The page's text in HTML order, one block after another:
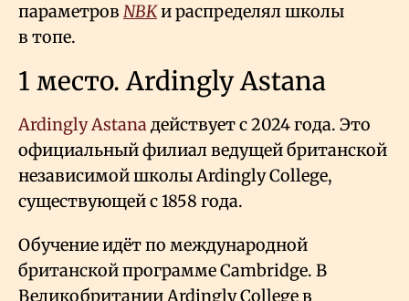
параметров NBKи распределял школы
в топе.
1 место. Ardingly Astana
Ardingly Astanaдействует с 2024 года. Это
официальный филиал ведущей британской
независимой школы Ardingly College,
существующей с 1858 года.
Обучение идёт по международной
британской программе Cambridge. В
Великобритании Ardingly College в